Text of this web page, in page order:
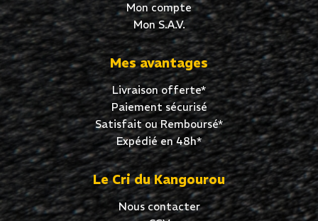
Mon compte
Mon S.A.V.
Mes avantages
Livraison offerte*
Paiement sécurisé
Satisfait ou Remboursé*
Expédié en 48h*
Le Cri du Kangourou
Nous contacter